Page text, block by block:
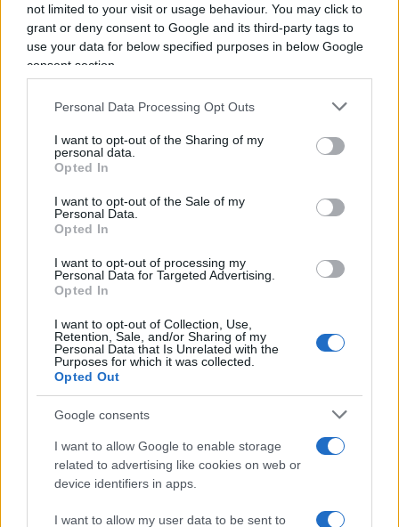
not limited to your visit or usage behaviour. You may click to
grant or deny consent to Google and its third-party tags to
use your data for below specified purposes in below Google
consent section.
Personal Data Processing Opt Outs
I want to opt-out of the Sharing of my
personal data.
Opted In
I want to opt-out of the Sale of my
Personal Data.
Opted In
I want to opt-out of processing my
Personal Data for Targeted Advertising.
Opted In
I want to opt-out of Collection, Use,
Retention, Sale, and/or Sharing of my
Personal Data that Is Unrelated with the
Purposes for which it was collected.
Opted Out
Google consents
I want to allow Google to enable storage
related to advertising like cookies on web or
device identifiers in apps.
I want to allow my user data to be sent to
Tutti criticano l’accordo, ma
intanto l’Iran ha preso una lezione
devastante
diAndrea B. Nardi
19 Giugno 2026, 5:53